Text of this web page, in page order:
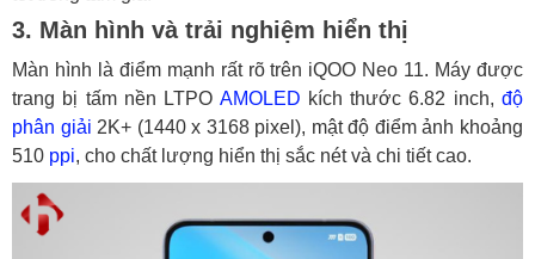
3. Màn hình và trải nghiệm hiển thị
Màn hình là điểm mạnh rất rõ trên iQOO Neo 11. Máy được
trang bị tấm nền LTPO AMOLED kích thước 6.82 inch, độ
phân giải 2K+ (1440 x 3168 pixel), mật độ điểm ảnh khoảng
510 ppi, cho chất lượng hiển thị sắc nét và chi tiết cao.